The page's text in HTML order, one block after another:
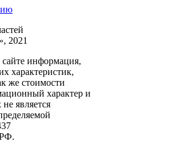
2021
сайте информация,
характеристик,
же стоимости
характер и
является
РФ.